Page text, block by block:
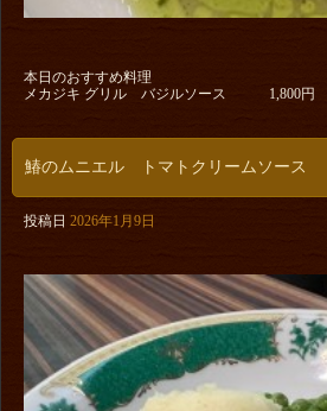
本日のおすすめ料理
メカジキ グリル バジルソース 1,800円
鰆のムニエル トマトクリームソース
投稿日 2026年1月9日